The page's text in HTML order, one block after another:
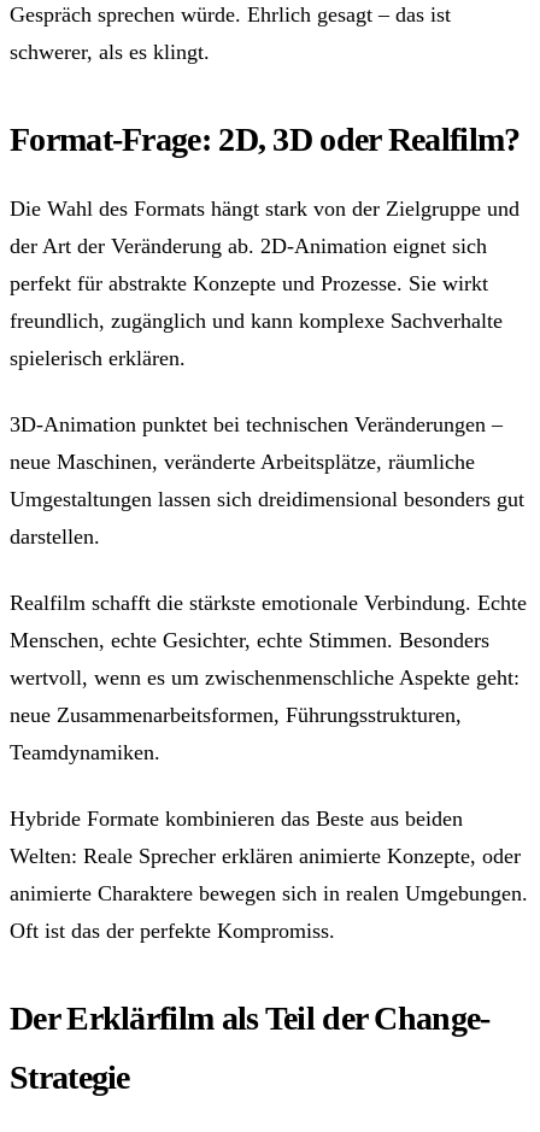
Gespräch sprechen würde. Ehrlich gesagt – das ist
schwerer, als es klingt.
Format-Frage: 2D, 3D oder Realfilm?
Die Wahl des Formats hängt stark von der Zielgruppe und
der Art der Veränderung ab. 2D-Animation eignet sich
perfekt für abstrakte Konzepte und Prozesse. Sie wirkt
freundlich, zugänglich und kann komplexe Sachverhalte
spielerisch erklären.
3D-Animation punktet bei technischen Veränderungen –
neue Maschinen, veränderte Arbeitsplätze, räumliche
Umgestaltungen lassen sich dreidimensional besonders gut
darstellen.
Realfilm schafft die stärkste emotionale Verbindung. Echte
Menschen, echte Gesichter, echte Stimmen. Besonders
wertvoll, wenn es um zwischenmenschliche Aspekte geht:
neue Zusammenarbeitsformen, Führungsstrukturen,
Teamdynamiken.
Hybride Formate kombinieren das Beste aus beiden
Welten: Reale Sprecher erklären animierte Konzepte, oder
animierte Charaktere bewegen sich in realen Umgebungen.
Oft ist das der perfekte Kompromiss.
Der Erklärfilm als Teil der Change-
Strategie